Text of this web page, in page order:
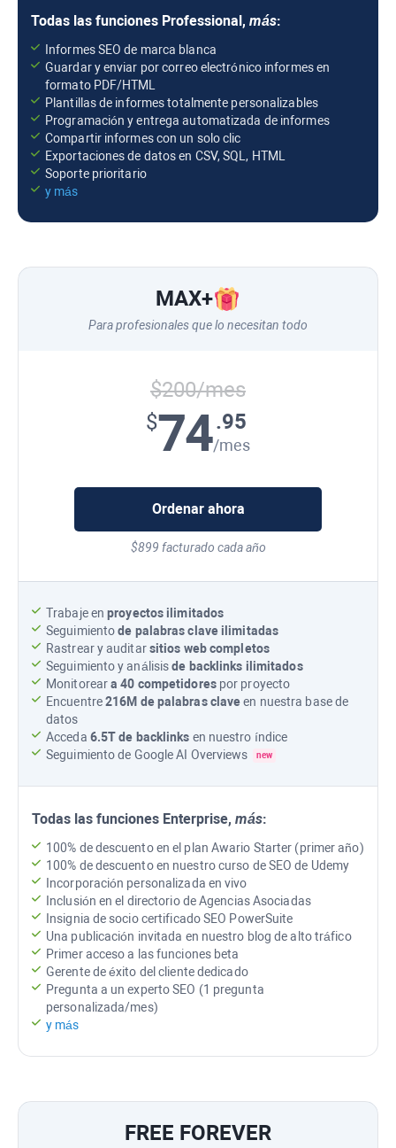
FREE FOREVER
Todas las funciones Professional, más:
Informes SEO de marca blanca
Guardar y enviar por correo electrónico informes en
formato PDF/HTML
Plantillas de informes totalmente personalizables
Programación y entrega automatizada de informes
Compartir informes con un solo clic
Exportaciones de datos en CSV, SQL, HTML
Soporte prioritario
y más
MAX+
Para profesionales que lo necesitan todo
$200/mes
$74.95
/mes
Ordenar ahora
$899 facturado cada año
Trabaje enproyectos ilimitados
Seguimientode palabras clave ilimitadas
Rastrear y auditarsitios web completos
Seguimiento y análisisde backlinks ilimitados
Monitoreara 40 competidorespor proyecto
Encuentre216M de palabras claveen nuestra base de
datos
Acceda 6.5Tde backlinks en nuestro índice
Seguimiento de Google AI Overviews new
Todas las funciones Enterprise, más:
100% de descuento en el plan Awario Starter (primer año)
100% de descuento en nuestro curso de SEO de Udemy
Incorporación personalizada en vivo
Inclusión en el directorio de Agencias Asociadas
Insignia de socio certificadoSEO PowerSuite
Una publicación invitada en nuestro blog de alto tráfico
Primer acceso a las funciones beta
Gerente de éxito del cliente dedicado
Pregunta a un experto SEO (1 pregunta
personalizada/mes)
y más